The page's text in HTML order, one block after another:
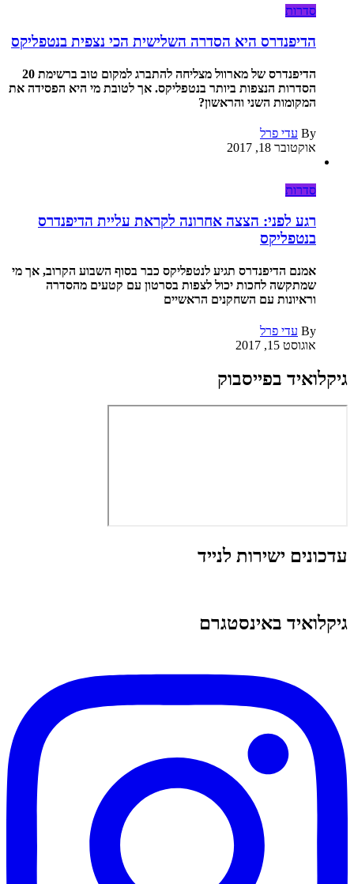
סדרות
הדיפנדרס היא הסדרה השלישית הכי נצפית בנטפליקס
הדיפנדרס של מארוול מצליחה להתברג למקום טוב ברשימת 20
הסדרות הנצפות ביותר בנטפליקס. אך לטובת מי היא הפסידה את
המקומות השני והראשון?
By עדי פרל
אוקטובר 18, 2017
סדרות
רגע לפני: הצצה אחרונה לקראת עליית הדיפנדרס
בנטפליקס
אמנם הדיפנדרס תגיע לנטפליקס כבר בסוף השבוע הקרוב, אך מי
שמתקשה לחכות יכול לצפות בסרטון עם קטעים מהסדרה
וראיונות עם השחקנים הראשיים
By עדי פרל
אוגוסט 15, 2017
גיקלואיד בפייסבוק
עדכונים ישירות לנייד
גיקלואיד באינסטגרם